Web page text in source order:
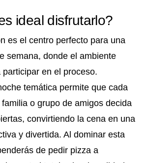
ideal disfrutarlo?
es el centro perfecto para una
semana, donde el ambiente
en el proceso.
temática permite que cada
o grupo de amigos decida
convirtiendo la cena en una
y divertida. Al dominar esta
de pedir pizza a